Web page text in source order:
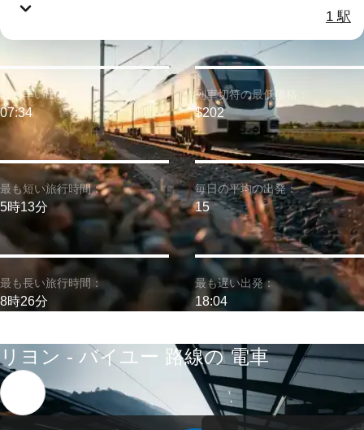
1 駅
最も短い旅行時間：
5時13分
最も早い出発：
07:34
最も長い旅行時間：
8時26分
列車切符の最低価格：
$202
毎日の平均の出発：
15
最も遅い出発：
18:04
リヨン - バイユー 路線の 電車